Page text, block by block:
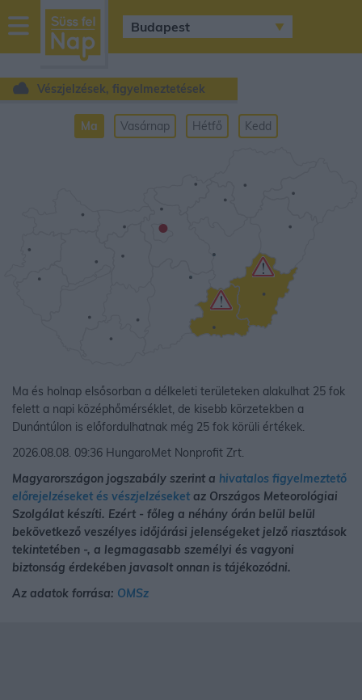
sussfelnap.hu
időjárás
Vészjelzések, figyelmeztetések
Ma Vasárnap Hétfő Kedd
•
Ma és holnap elsősorban a délkeleti területeken alakulhat 25 fok
felett a napi középhőmérséklet, de kisebb körzetekben a
Dunántúlon is előfordulhatnak még 25 fok körüli értékek.
2026.08.08. 09:36 HungaroMet Nonprofit Zrt.
Magyarországon jogszabály szerint a hivatalos figyelmeztető
előrejelzéseket és vészjelzéseket az Országos Meteorológiai
Szolgálat készíti. Ezért - főleg a néhány órán belül belül
bekövetkező veszélyes időjárási jelenségeket jelző riasztások
tekintetében -, a legmagasabb személyi és vagyoni
biztonság érdekében javasolt onnan is tájékozódni.
Az adatok forrása: OMSz